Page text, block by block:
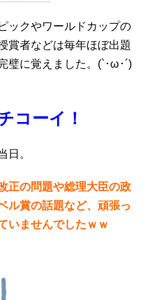
ックやワールドカップの
賞者などは毎年ほぼ出題
璧に覚えました。(`･ω･´)
コーイ！
日。
正の問題や総理大臣の政
ル賞の話題など、頑張っ
いませんでしたｗｗ